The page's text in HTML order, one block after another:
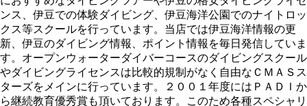
ンス、伊豆での体験ダイビング、伊豆海洋公園でのナイトロッ
クス等スクールを行っています。当店では伊豆海洋情報の更
新、伊豆のダイビング情報、ポイント情報を毎日発信していま
す。オープンウォーターダイバーコースのダイビングスクール
やダイビングライセンスは比較的規制がなく自由なＣＭＡＳス
ターズをメインに行っています。２００１年度にはＰＡＤＩか
ら継続教育優秀賞も頂いております。このため各種スペシャリ